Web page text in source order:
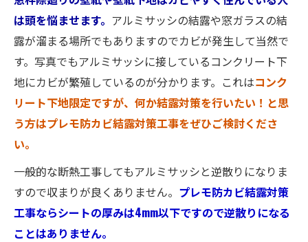
は頭を悩ませます。 アルミサッシの結露や窓ガラスの結
露が溜まる場所でもありますのでカビが発生して当然で
す。写真でもアルミサッシに接しているコンクリート下
地にカビが繁殖しているのが分かります。これはコンク
リート下地限定ですが、何か結露対策を行いたい！と思
う方はプレモ防カビ結露対策工事をぜひご検討くださ
い。
一般的な断熱工事してもアルミサッシと逆散りになりま
すので収まりが良くありません。 プレモ防カビ結露対策
工事ならシートの厚みは4mm以下ですので逆散りになる
ことはありません。